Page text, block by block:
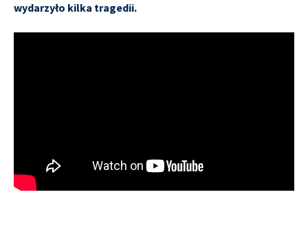
wydarzyło kilka tragedii.